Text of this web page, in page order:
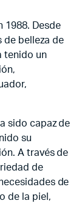
1988. Desde
belleza de
tenido un
sido capaz de
su
A través de
de
de
de la piel,